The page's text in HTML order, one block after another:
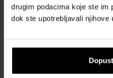
drugim podacima koje ste im
dok ste upotrebljavali njihove
Često postavljana pitanja
Zašto se registrirati?